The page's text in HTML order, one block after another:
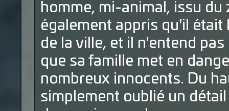
homme, mi-animal, issu
également appris qu'il
de la ville, et il n'entend
que sa famille met en
nombreux innocents. Du
simplement oublié un